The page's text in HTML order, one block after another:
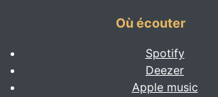
Où écouter
Spotify
Deezer
Apple music